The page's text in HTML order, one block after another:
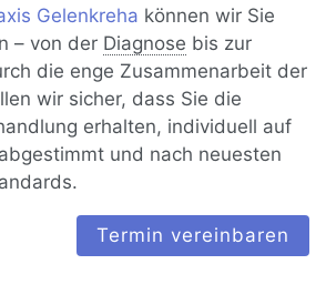
Gelenkreha können wir Sie
– von der Diagnose bis zur
die enge Zusammenarbeit der
wir sicher, dass Sie die
erhalten, individuell auf
und nach neuesten
Termin vereinbaren